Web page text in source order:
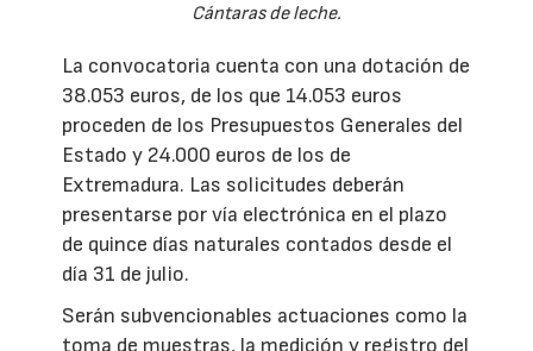
Cántaras de leche.
La convocatoria cuenta con una dotación de
38.053 euros, de los que 14.053 euros
proceden de los Presupuestos Generales del
Estado y 24.000 euros de los de
Extremadura. Las solicitudes deberán
presentarse por vía electrónica en el plazo
de quince días naturales contados desde el
día 31 de julio.
Serán subvencionables actuaciones como la
toma de muestras, la medición y registro del